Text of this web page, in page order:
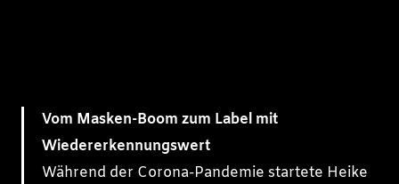
Vom Masken-Boom zum Label mit
Wiedererkennungswert
Während der Corona-Pandemie startete Heike